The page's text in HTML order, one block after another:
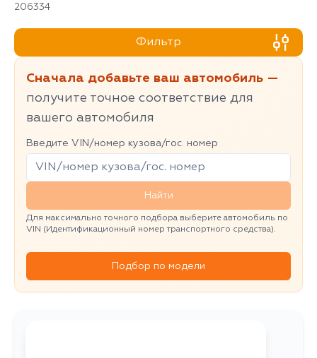
206334
Фильтр
Сначала добавьте ваш автомобиль —
получите точное соответствие для
вашего автомобиля
Введите VIN/номер кузова/гос. номер
Найти
Для максимально точного подбора выберите автомобиль по
VIN (Идентификационный номер транспортного средства).
Подбор по модели